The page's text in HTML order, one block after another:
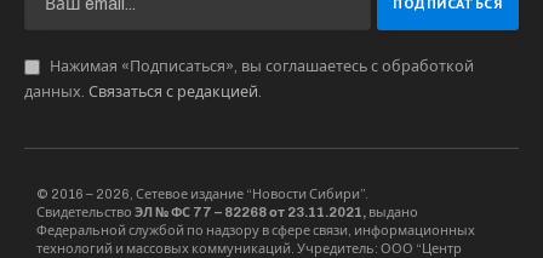
Нажимая «Подписаться», вы соглашаетесь с обработкой
данных. Связаться с редакцией.
© 2016 – 2026, Сетевое издание “Новости Сибири”.
Свидетельство ЭЛ № ФС 77 – 82268 от 23.11.2021, выдано
Федеральной службой по надзору в сфере связи, информационных
технологий и массовых коммуникаций. Учредитель: ООО “Центр